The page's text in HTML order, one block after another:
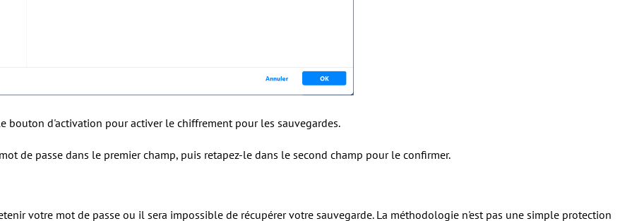
bouton d'activation pour activer le chiffrement pour les sauvegardes.
de passe dans le premier champ, puis retapez-le dans le second champ pour le confirmer.
votre mot de passe ou il sera impossible de récupérer votre sauvegarde. La méthodologie n'est pas une simple protection